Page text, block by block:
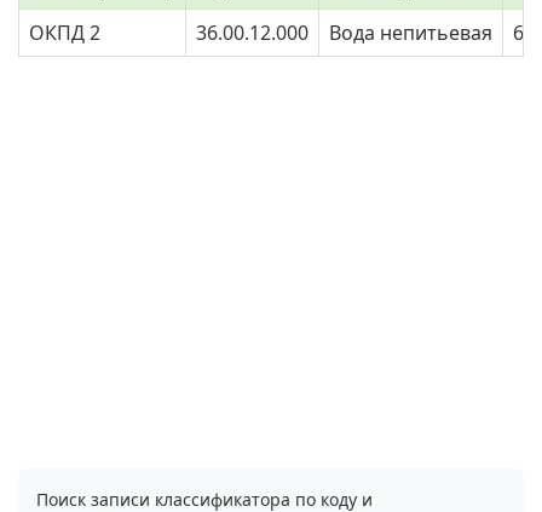
ОКПД 2
36.00.12.000 Вода непитьевая 6,
Поиск записи классификатора по коду и